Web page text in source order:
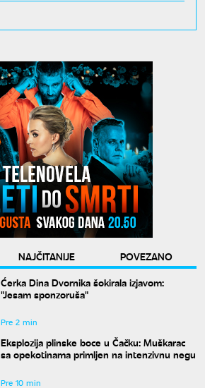
NAJČITANIJE
POVEZANO
Ćerka Dina Dvornika šokirala izjavom:
"Jesam sponzoruša"
Pre 2 min
Eksplozija plinske boce u Čačku: Muškarac
sa opekotinama primljen na intenzivnu negu
Pre 10 min